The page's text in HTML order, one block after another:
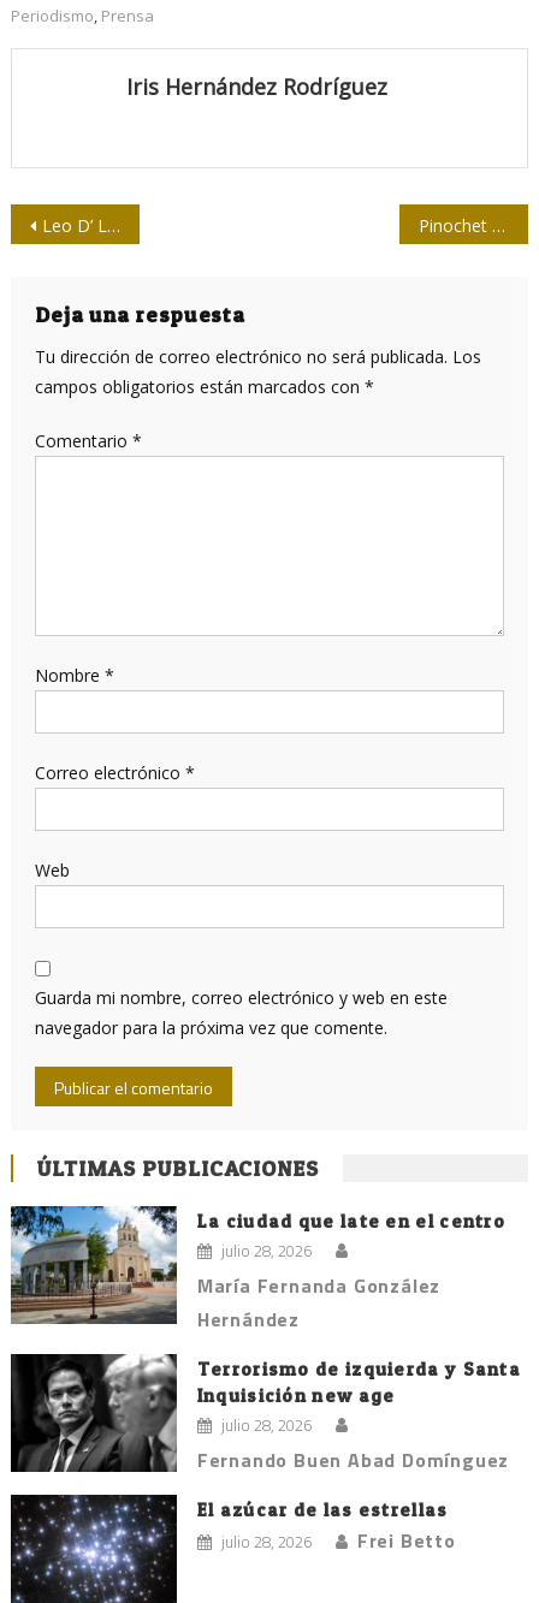
Periodismo, Prensa
Iris Hernández Rodríguez
Navegación
entradas
Leo D’ Lázaro: Un rostro vivo para mi invitado Eusebio Pinochet y los nazis: de Hitler a Piñera
Deja una respuesta
Tu dirección de correo electrónico no será publicada. Los
campos obligatorios están marcados con *
Comentario *
Nombre *
Correo electrónico *
Web
Guarda mi nombre, correo electrónico y web en este
navegador para la próxima vez que comente.
ÚLTIMAS PUBLICACIONES
La ciudad que late en el centro
julio 28, 2026
María Fernanda González
Hernández
Terrorismo de izquierda y Santa
Inquisición new age
julio 28, 2026
Fernando Buen Abad Domínguez
El azúcar de las estrellas
julio 28, 2026 Frei Betto